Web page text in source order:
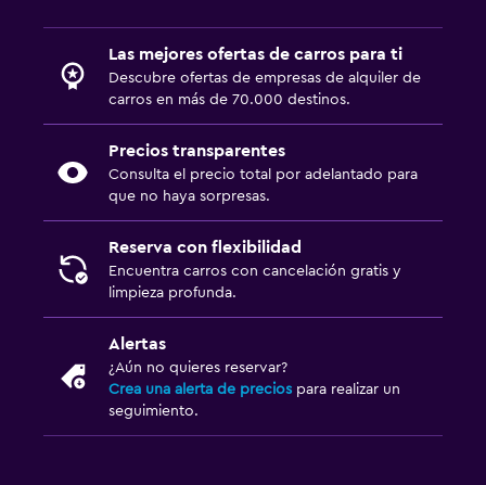
Las mejores ofertas de carros para ti
Descubre ofertas de empresas de alquiler de
carros en más de 70.000 destinos.
Precios transparentes
Consulta el precio total por adelantado para
que no haya sorpresas.
Reserva con flexibilidad
Encuentra carros con cancelación gratis y
limpieza profunda.
Alertas
¿Aún no quieres reservar?
Crea una alerta de precios para realizar un
seguimiento.